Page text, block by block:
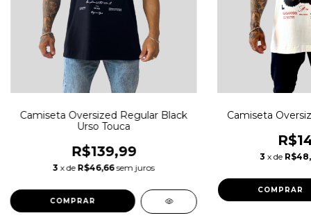
Camiseta Oversized Regular Black
Urso Touca
R$139,99
3 x de R$46,66 sem juros
COMPRAR
Camiseta
3 x de
COMPRAR